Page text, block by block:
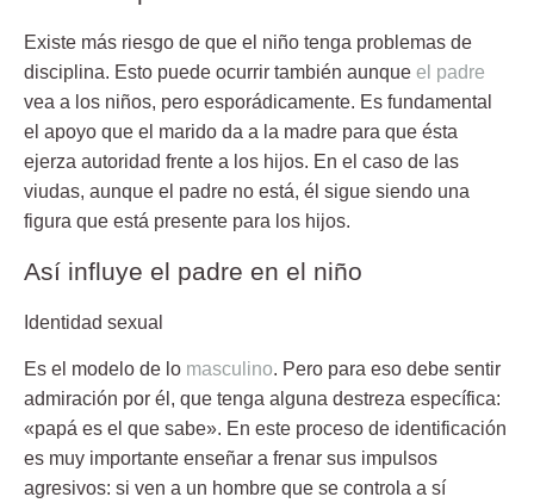
Existe más riesgo de que el niño tenga problemas de
disciplina. Esto puede ocurrir también aunque el padre
vea a los niños, pero esporádicamente. Es fundamental
el apoyo que el marido da a la madre para que ésta
ejerza autoridad frente a los hijos. En el caso de las
viudas, aunque el padre no está, él sigue siendo una
figura que está presente para los hijos.
Así influye el padre en el niño
Identidad sexual
Es el modelo de lo masculino. Pero para eso debe sentir
admiración por él, que tenga alguna destreza específica:
«papá es el que sabe». En este proceso de identificación
es muy importante enseñar a frenar sus impulsos
agresivos: si ven a un hombre que se controla a sí